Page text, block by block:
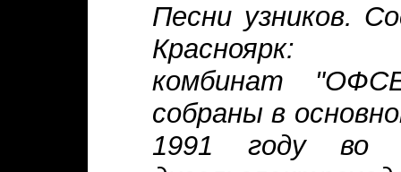
Песни узников.
Красноярк:
комбинат
собраны в
1991 году во